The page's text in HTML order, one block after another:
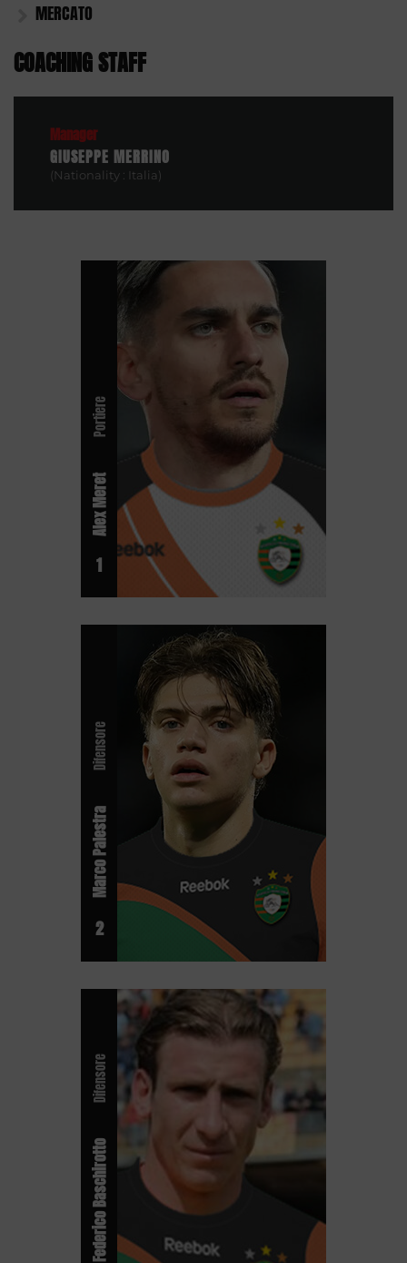
MERCATO
COACHING STAFF
Manager
GIUSEPPE MERRINO
(Nationality : Italia)
1
Alex Meret
Portiere
2
Marco Palestra
Difensore
Federico Baschirotto
Difensore